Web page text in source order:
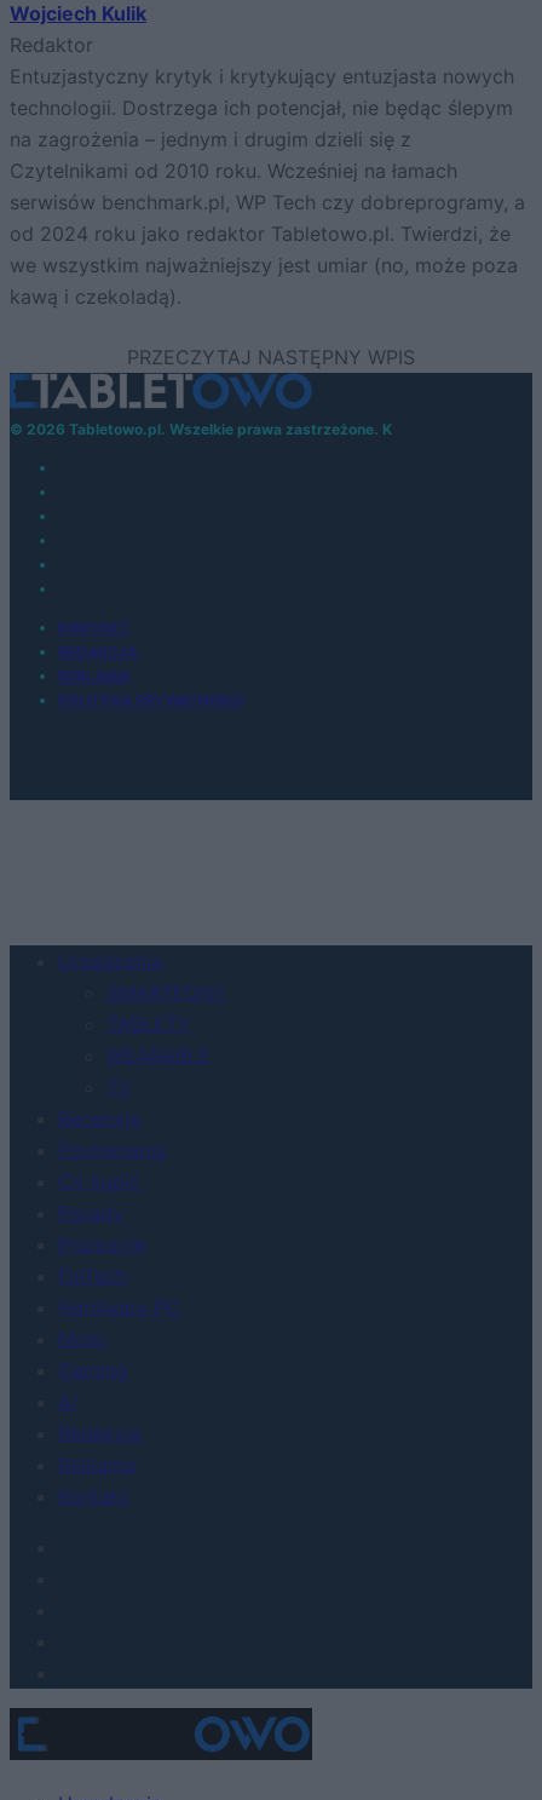
Wojciech Kulik
Redaktor
Entuzjastyczny krytyk i krytykujący entuzjasta nowych
technologii. Dostrzega ich potencjał, nie będąc ślepym
na zagrożenia – jednym i drugim dzieli się z
Czytelnikami od 2010 roku. Wcześniej na łamach
serwisów benchmark.pl, WP Tech czy dobreprogramy, a
od 2024 roku jako redaktor Tabletowo.pl. Twierdzi, że
we wszystkim najważniejszy jest umiar (no, może poza
kawą i czekoladą).
© 2026 Tabletowo.pl. Wszelkie prawa zastrzeżone. K
KONTAKT
REDAKCJA
REKLAMA
POLITYKA PRYWATNOŚCI
Urządzenia
SMARTFONY
TABLETY
WEARABLE
TV
Recenzje
Porównania
Co kupić
Porady
Promocje
FinTech
Hardware PC
Moto
Gaming
AI
Redakcja
Reklama
Kontakt